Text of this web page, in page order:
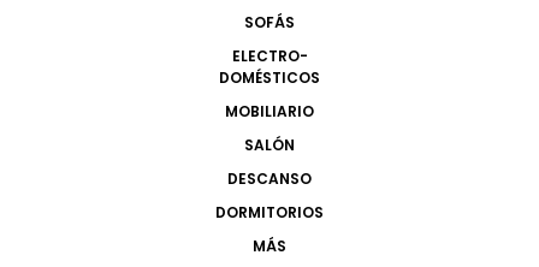
SOFÁS
ELECTRO-
DOMÉSTICOS
MOBILIARIO
SALÓN
DESCANSO
DORMITORIOS
MÁS